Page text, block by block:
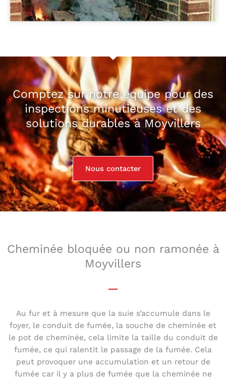
Comptez sur notre équipe pour des
inspections minutieuses et des
solutions durables à Moyvillers
Nous contacter
Cheminée bloquée ou non ramonée à
Moyvillers
Au fur et à mesure que la suie s’accumule dans le
foyer, le conduit de fumée, la souche de cheminée et
le pot de cheminée, cela limite la taille du conduit de
fumée, ce qui ralentit le passage de la fumée. Cela
peut provoquer une accumulation et un retour de
fumée car il y a plus de fumée que la cheminée ne